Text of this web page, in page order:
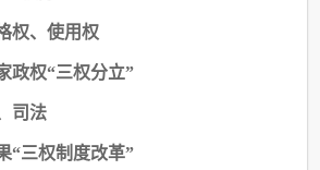
权、使用权
政权“三权分立”
司法
“三权制度改革”